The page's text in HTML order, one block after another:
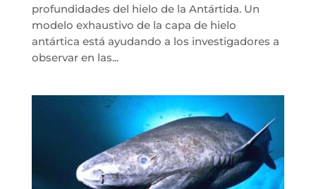
profundidades del hielo de la Antártida. Un
modelo exhaustivo de la capa de hielo
antártica está ayudando a los investigadores a
observar en las...